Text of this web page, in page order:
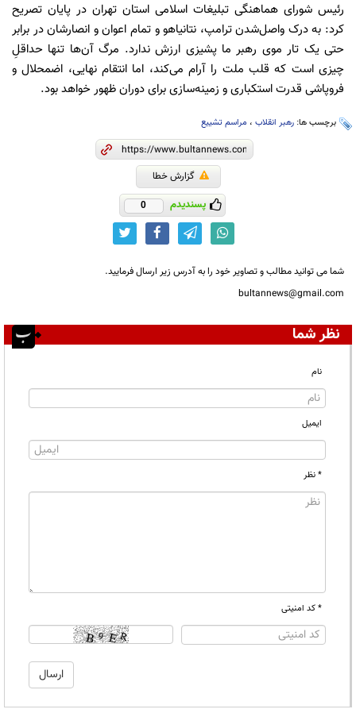
رئیس شورای هماهنگی تبلیغات اسلامی استان تهران در پایان تصریح
کرد: به درک واصل‌شدن ترامپ، نتانیاهو و تمام اعوان و انصارشان در برابر
حتی یک تار موی رهبر ما پشیزی ارزش ندارد. مرگ آن‌ها تنها حداقلِ
چیزی است که قلب ملت را آرام می‌کند، اما انتقام نهایی، اضمحلال و
فروپاشی قدرت استکباری و زمینه‌سازی برای دوران ظهور خواهد بود.
برچسب ها: رهبر انقلاب ، مراسم تشییع
گزارش خطا
پسندیدم 0
شما می توانید مطالب و تصاویر خود را به آدرس زیر ارسال فرمایید.
bultannews@gmail.com
نظر شما
نام
ایمیل
* نظر
* کد امنیتی